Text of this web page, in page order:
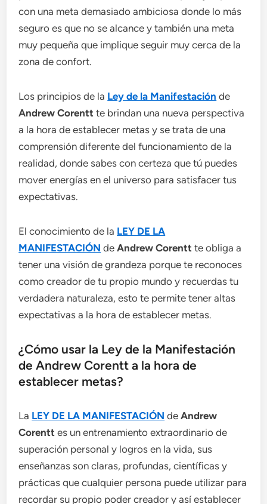
con una meta demasiado ambiciosa donde lo más
seguro es que no se alcance y también una meta
muy pequeña que implique seguir muy cerca de la
zona de confort.
Los principios de la Ley de la Manifestación de
Andrew Corentt te brindan una nueva perspectiva
a la hora de establecer metas y se trata de una
comprensión diferente del funcionamiento de la
realidad, donde sabes con certeza que tú puedes
mover energías en el universo para satisfacer tus
expectativas.
El conocimiento de la LEY DE LA
MANIFESTACIÓN deAndrew Corentt te obliga a
tener una visión de grandeza porque te reconoces
como creador de tu propio mundo y recuerdas tu
verdadera naturaleza, esto te permite tener altas
expectativas a la hora de establecer metas.
¿Cómo usar la Ley de la Manifestación
de Andrew Corentt a la hora de
establecer metas?
La LEY DE LA MANIFESTACIÓN deAndrew
Corentt es un entrenamiento extraordinario de
superación personal y logros en la vida, sus
enseñanzas son claras, profundas, científicas y
prácticas que cualquier persona puede utilizar para
recordar su propio poder creador y así establecer